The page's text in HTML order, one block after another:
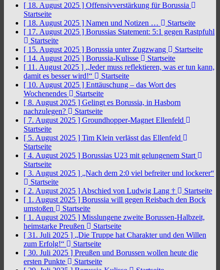
[ 18. August 2025 ] Offensivverstärkung für Borussia
Startseite
[ 18. August 2025 ] Namen und Notizen …
Startseite
[ 17. August 2025 ] Borussias Statement: 5:1 gegen Rastpfuhl
Startseite
[ 15. August 2025 ] Borussia unter Zugzwang
Startseite
[ 14. August 2025 ] Borussia-Kulisse
Startseite
[ 11. August 2025 ] „Jeder muss reflektieren, was er tun kann,
damit es besser wird!“
Startseite
[ 10. August 2025 ] Enttäuschung – das Wort des
Wochenendes
Startseite
[ 8. August 2025 ] Gelingt es Borussia, in Hasborn
nachzulegen?
Startseite
[ 7. August 2025 ] Groundhopper-Magnet Ellenfeld
Startseite
[ 5. August 2025 ] Tim Klein verlässt das Ellenfeld
Startseite
[ 4. August 2025 ] Borussias U23 mit gelungenem Start
Startseite
[ 3. August 2025 ] „Nach dem 2:0 viel befreiter und lockerer“
Startseite
[ 2. August 2025 ] Abschied von Ludwig Lang †
Startseite
[ 1. August 2025 ] Borussia will gegen Reisbach den Bock
umstoßen
Startseite
[ 1. August 2025 ] Misslungene zweite Borussen-Halbzeit,
heimstarke Preußen
Startseite
[ 31. Juli 2025 ] „Die Truppe hat Charakter und den Willen
zum Erfolg!“
Startseite
[ 30. Juli 2025 ] Preußen und Borussen wollen heute die
ersten Punkte
Startseite